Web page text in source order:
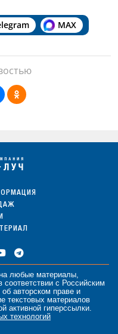
MAX
любые материалы,
с Российским
авторском праве и
текстовых материалов
активной гиперссылки.
технологий